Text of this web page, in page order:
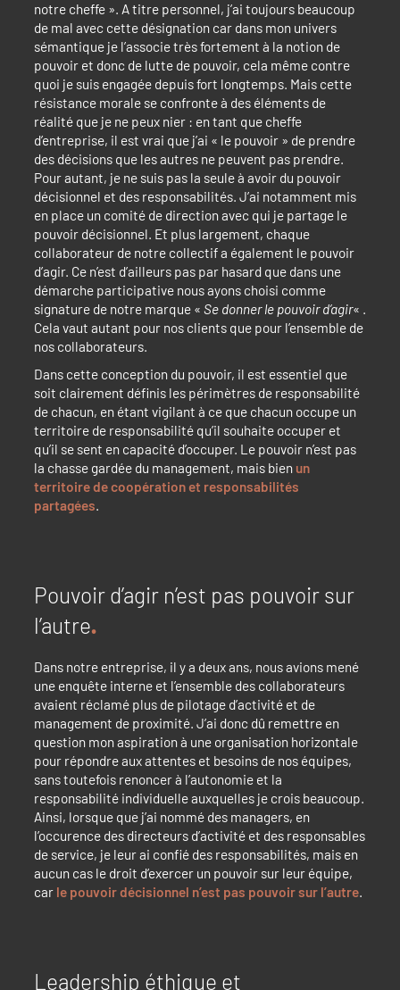
notre cheffe ». A titre personnel, j’ai toujours beaucoup
de mal avec cette désignation car dans mon univers
sémantique je l’associe très fortement à la notion de
pouvoir et donc de lutte de pouvoir, cela même contre
quoi je suis engagée depuis fort longtemps. Mais cette
résistance morale se confronte à des éléments de
réalité que je ne peux nier : en tant que cheffe
d’entreprise, il est vrai que j’ai « le pouvoir » de prendre
des décisions que les autres ne peuvent pas prendre.
Pour autant, je ne suis pas la seule à avoir du pouvoir
décisionnel et des responsabilités. J’ai notamment mis
en place un comité de direction avec qui je partage le
pouvoir décisionnel. Et plus largement, chaque
collaborateur de notre collectif a également le pouvoir
d’agir. Ce n’est d’ailleurs pas par hasard que dans une
démarche participative nous ayons choisi comme
signature de notre marque « Se donner le pouvoir d’agir« .
Cela vaut autant pour nos clients que pour l’ensemble de
nos collaborateurs.
Dans cette conception du pouvoir, il est essentiel que
soit clairement définis les périmètres de responsabilité
de chacun, en étant vigilant à ce que chacun occupe un
territoire de responsabilité qu’il souhaite occuper et
qu’il se sent en capacité d’occuper. Le pouvoir n’est pas
la chasse gardée du management, mais bien un
territoire de coopération et responsabilités
partagées.
Pouvoir d’agir n’est pas pouvoir sur
l’autre
Dans notre entreprise, il y a deux ans, nous avions mené
une enquête interne et l’ensemble des collaborateurs
avaient réclamé plus de pilotage d’activité et de
management de proximité. J’ai donc dû remettre en
question mon aspiration à une organisation horizontale
pour répondre aux attentes et besoins de nos équipes,
sans toutefois renoncer à l’autonomie et la
responsabilité individuelle auxquelles je crois beaucoup.
Ainsi, lorsque que j’ai nommé des managers, en
l’occurence des directeurs d’activité et des responsables
de service, je leur ai confié des responsabilités, mais en
aucun cas le droit d’exercer un pouvoir sur leur équipe,
car le pouvoir décisionnel n’est pas pouvoir sur l’autre.
Leadership éthique et